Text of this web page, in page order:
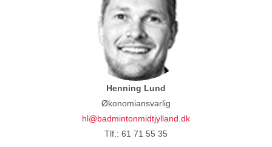
Henning Lund
Økonomiansvarlig
hl@badmintonmidtjylland.dk
Tlf.: 61 71 55 35